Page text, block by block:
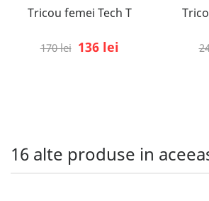
Tricou femei Tech T
170 lei 136 lei
16 alte produse in